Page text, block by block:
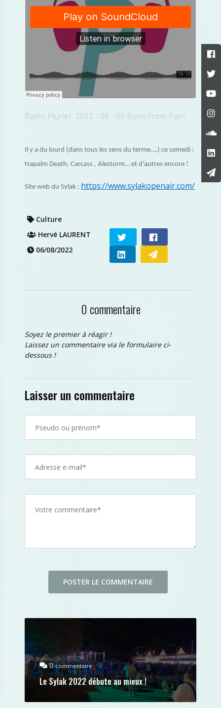
Radio Pluriel · 2022 - 08 - 05 Born From Pain
Il y a du lourd (dans tous les sens du terme….) ce samedi :
Napalm Death, Carcass , Alestorm… et d’autres encore !
Site web du Sylak : https://www.sylakopenair.com/
Culture
Hervé LAURENT
06/08/2022
0 commentaire
Soyez le premier à réagir !
Laissez un commentaire via le formulaire ci-
dessous !
Laisser un commentaire
0commentaire
Le Sylak 2022 débute au mieux !